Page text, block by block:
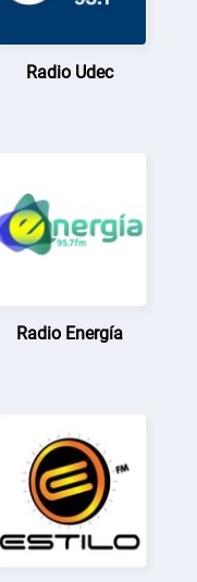
Radio Udec
Radio Energía